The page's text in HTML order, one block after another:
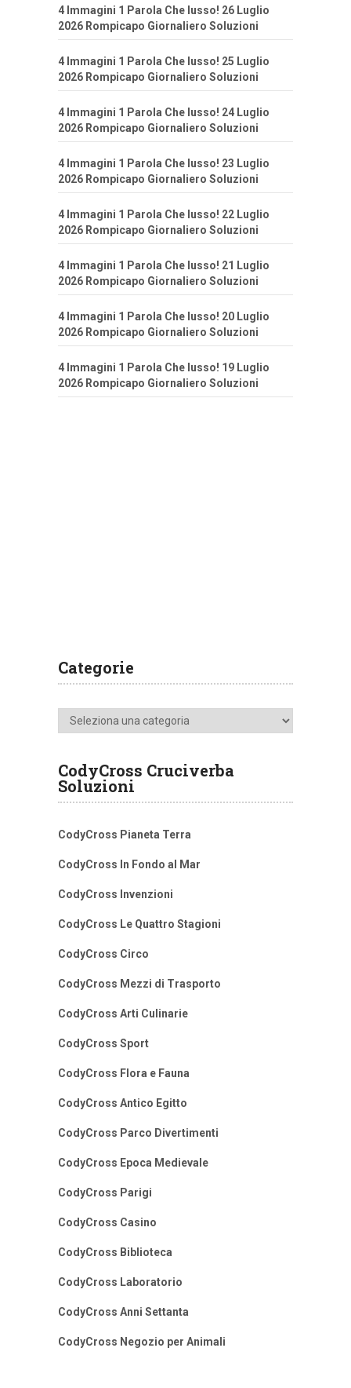
4 Immagini 1 Parola Che lusso! 26 Luglio
2026 Rompicapo Giornaliero Soluzioni
4 Immagini 1 Parola Che lusso! 25 Luglio
2026 Rompicapo Giornaliero Soluzioni
4 Immagini 1 Parola Che lusso! 24 Luglio
2026 Rompicapo Giornaliero Soluzioni
4 Immagini 1 Parola Che lusso! 23 Luglio
2026 Rompicapo Giornaliero Soluzioni
4 Immagini 1 Parola Che lusso! 22 Luglio
2026 Rompicapo Giornaliero Soluzioni
4 Immagini 1 Parola Che lusso! 21 Luglio
2026 Rompicapo Giornaliero Soluzioni
4 Immagini 1 Parola Che lusso! 20 Luglio
2026 Rompicapo Giornaliero Soluzioni
4 Immagini 1 Parola Che lusso! 19 Luglio
2026 Rompicapo Giornaliero Soluzioni
Categorie
Categorie
CodyCross Cruciverba
Soluzioni
CodyCross Pianeta Terra
CodyCross In Fondo al Mar
CodyCross Invenzioni
CodyCross Le Quattro Stagioni
CodyCross Circo
CodyCross Mezzi di Trasporto
CodyCross Arti Culinarie
CodyCross Sport
CodyCross Flora e Fauna
CodyCross Antico Egitto
CodyCross Parco Divertimenti
CodyCross Epoca Medievale
CodyCross Parigi
CodyCross Casino
CodyCross Biblioteca
CodyCross Laboratorio
CodyCross Anni Settanta
CodyCross Negozio per Animali